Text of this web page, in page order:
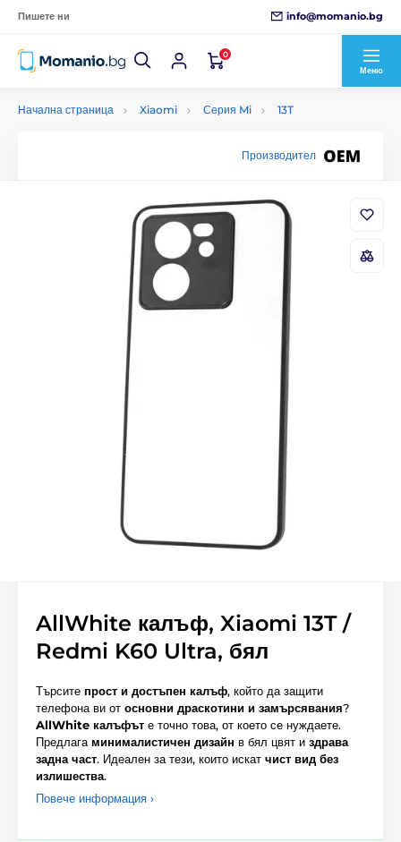
Пишете ни info@momanio.bg
0
Меню
Начална страница Xiaomi Серия Mi 13T
Производител
AllWhite калъф, Xiaomi 13T /
Redmi K60 Ultra, бял
Търсите прост и достъпен калъф, който да защити
телефона ви от основни драскотини и замърсявания?
AllWhite калъфът е точно това, от което се нуждаете.
Предлага минималистичен дизайн в бял цвят и здрава
задна част. Идеален за тези, които искат чист вид без
излишества.
Повече информация ›